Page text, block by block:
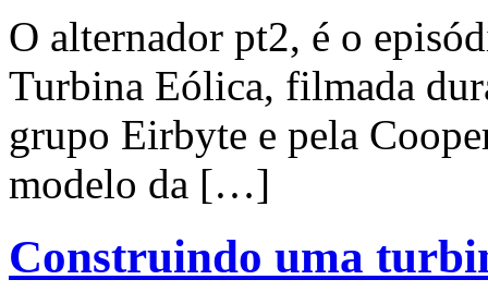
O alternador pt2, é o
Turbina Eólica, filmada
grupo Eirbyte e pela
modelo da […]
Construindo uma